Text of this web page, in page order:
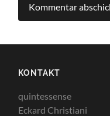
KONTAKT
quintessense
Eckard Christiani